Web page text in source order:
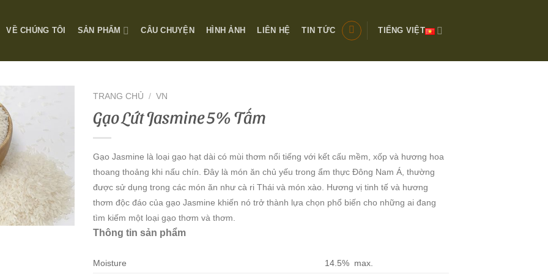
VỀ CHÚNG TÔI SẢN PHẨM CÂU CHUYỆN HÌNH ẢNH LIÊN HỆ TIN TỨC TIẾNG VIỆT
TRANG CHỦ / VN
Gạo Lứt Jasmine 5% Tấm
Gạo Jasmine là loại gạo hạt dài có mùi thơm nổi tiếng với kết cấu mềm, xốp và hương hoa
thoang thoảng khi nấu chín. Đây là món ăn chủ yếu trong ẩm thực Đông Nam Á, thường
được sử dụng trong các món ăn như cà ri Thái và món xào. Hương vị tinh tế và hương
thơm độc đáo của gạo Jasmine khiến nó trở thành lựa chọn phổ biến cho những ai đang
tìm kiếm một loại gạo thơm và thơm.
Thông tin sản phẩm
Moisture 14.5% max.